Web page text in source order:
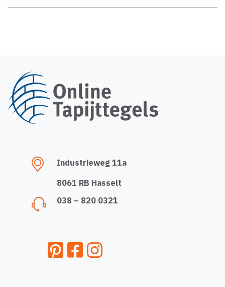
Industrieweg 11a
8061 RB Hasselt
038 – 820 0321